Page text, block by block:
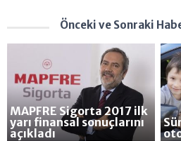
Önceki ve Sonraki
MAPFRE Sigorta 2017 ilk
yarı finansal sonuçlarını
açıkladı